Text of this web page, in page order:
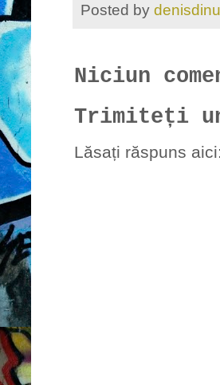
Posted by
Niciun
Trimiteți
Lăsați răspuns aici: